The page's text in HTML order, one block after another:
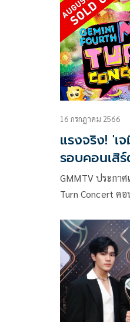
ทั้งชาวไทยและทั่ว
Awards 2023 ในงาน Mchoice 2023 จัดโดย Mint
Magazine
16 กรกฎาคม 2566
แรงจริง! 'เ
รอบคอนเสิ
GMMTV ประกา
Turn Concert ค
โฟร์ท- ณัฐวรรธน์
แฟนๆ หลังบัตรใ
ณ อิมแพ็ค อารีน่
Sold Out อย่างรว